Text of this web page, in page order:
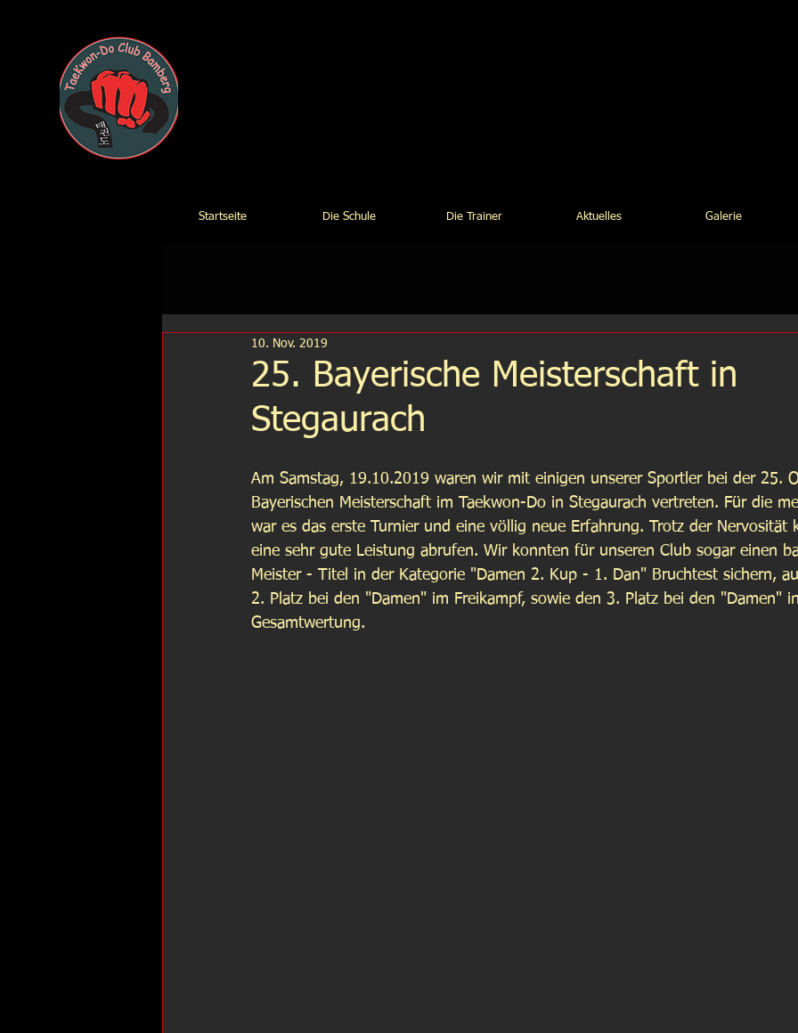
Startseite Die Schule Die Trainer Aktuelles Galerie
25. Bayerische Meisterschaft in
Stegaurach
10. Nov. 2019
Am Samstag, 19.10.2019 waren wir mit einigen unserer Sportler bei der 25.
Bayerischen Meisterschaft im Taekwon-Do in Stegaurach vertreten. Für die
war es das erste Turnier und eine völlig neue Erfahrung. Trotz der Nervosität
eine sehr gute Leistung abrufen. Wir konnten für unseren Club sogar einen
Meister - Titel in der Kategorie "Damen 2. Kup - 1. Dan" Bruchtest sichern,
2. Platz bei den "Damen" im Freikampf, sowie den 3. Platz bei den "Damen"
Gesamtwertung.